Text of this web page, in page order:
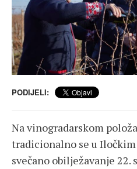
PODIJELI:
Na vinogradarskom
tradicionalno se u
svečano obilježavanje 22.